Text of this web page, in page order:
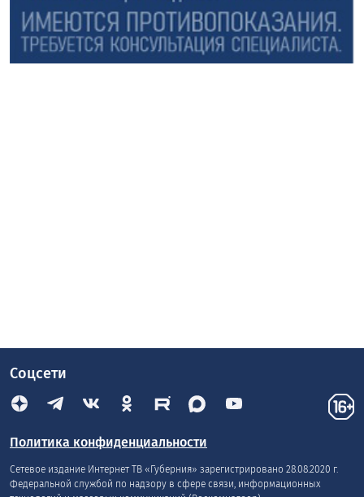
Соцсети
Политика конфиденциальности
Сетевое издание Интернет ТВ «Губерния» зарегистрировано 28.08.2020 г.
Федеральной службой по надзору в сфере связи, информационных